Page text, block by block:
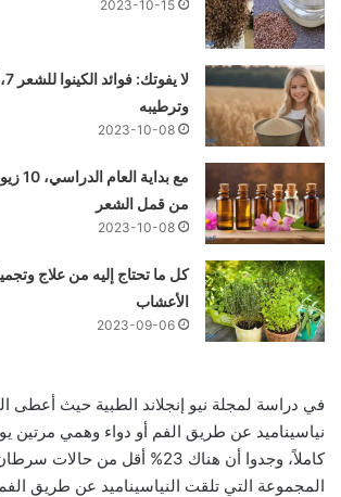
2023-10-15
وترطيبه
2023-10-08
مع
من قمل الشعر
2023-10-08
كل ما تحتاج إليه من علاج
الأعشاب
2023-09-06
في دراسة لمجلة نيو إنجلاند الطبية حيث أعطى
كاملاً، وجدوا أن هناك 23% أقل من
المجموعة التي تلقت النياسيناميد عن طريق